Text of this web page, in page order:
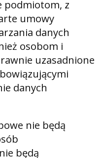
podmiotom, z
umowy
danych
osobom i
uzasadnione
danych
nie będą
będą